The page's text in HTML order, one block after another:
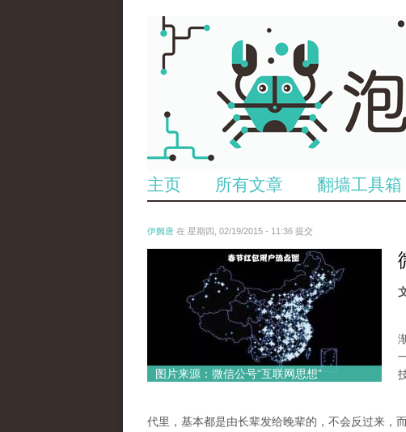
主页 所有文章 翻墙工具箱
伊阙唐 在 星期四, 02/19/2015 - 11:36 提交
图片来源：微信公号“互联网思想”
代里，基本都是由长辈发给晚辈的，不会反过来，